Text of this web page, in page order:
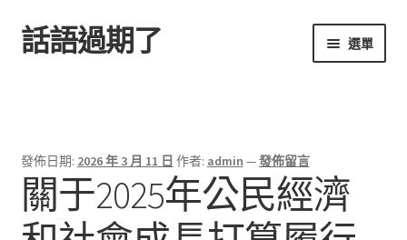
跳
至
跳
至
話語過期了 選單
發佈日期: 2026 年 3 月 11 日 作者: admin —發佈留言
關于2025年公民經濟